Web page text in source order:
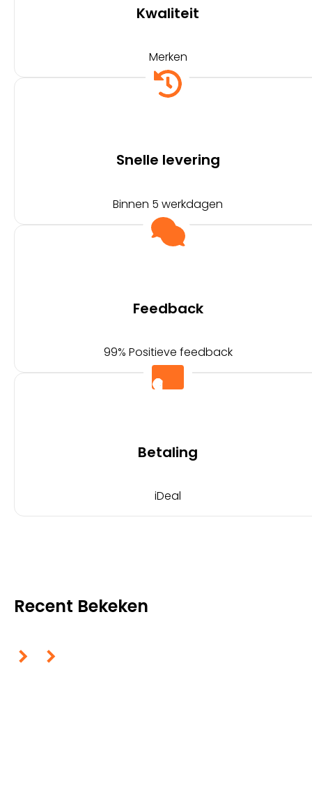
Kwaliteit
Merken
Snelle levering
Binnen 5 werkdagen
Feedback
99% Positieve feedback
Betaling
iDeal
Recent Bekeken